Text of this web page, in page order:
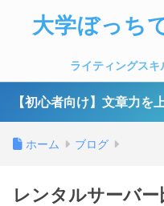
大学ぼっち
ライティングスキ
【初心者向け】文章力を
ホーム ブログ
レンタルサーバ